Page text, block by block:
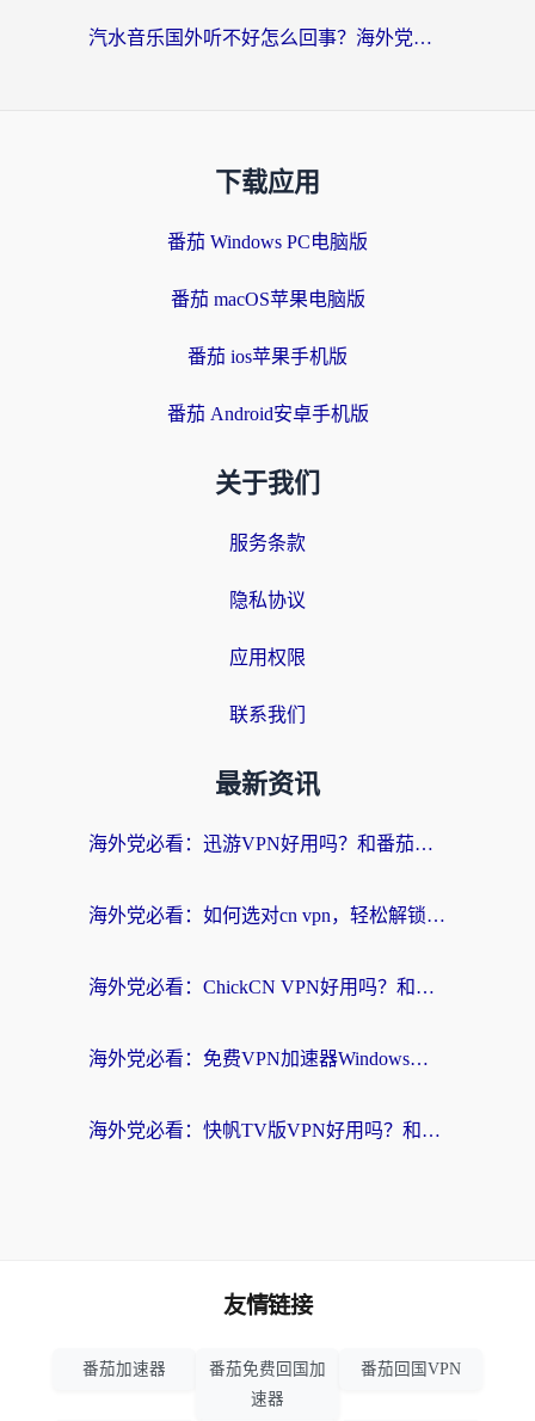
汽水音乐国外听不好怎么回事？海外党亲测有效的回国加速方案来了
下载应用
番茄 Windows PC电脑版
番茄 macOS苹果电脑版
番茄 ios苹果手机版
番茄 Android安卓手机版
关于我们
服务条款
隐私协议
应用权限
联系我们
最新资讯
海外党必看：迅游VPN好用吗？和番茄加速器VPN对比哪个回国效果更好？
海外党必看：如何选对cn vpn，轻松解锁国内影音游戏？
海外党必看：ChickCN VPN好用吗？和星河VPN对比哪个回国效果更好？附真实体验+避坑指南
海外党必看：免费VPN加速器Windows版怎么选？附真实测评与无缝访问国内资源指南
海外党必看：快帆TV版VPN好用吗？和hi龟龟VPN对比哪个回国效果更好？附免费加速器选择指南
友情链接
番茄加速器
番茄免费回国加
速器
番茄回国VPN